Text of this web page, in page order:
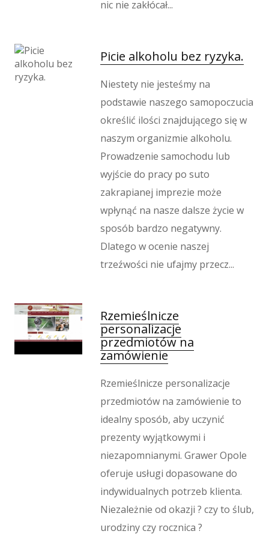
Wypoczynek
Kosmetyki
Leczenie
Salony Kosmetyczne
Sprzęt Medyczny
Oprogramowanie
Oprogramowanie
Strony Internetowe
Kontakt
nic nie zakłócał...
Picie alkoholu bez ryzyka.
Niestety nie jesteśmy na
podstawie naszego samopoczucia
określić ilości znajdującego się w
naszym organizmie alkoholu.
Prowadzenie samochodu lub
wyjście do pracy po suto
zakrapianej imprezie może
wpłynąć na nasze dalsze życie w
sposób bardzo negatywny.
Dlatego w ocenie naszej
trzeźwości nie ufajmy przecz...
Rzemieślnicze
personalizacje
przedmiotów na
zamówienie
Rzemieślnicze personalizacje
przedmiotów na zamówienie to
idealny sposób, aby uczynić
prezenty wyjątkowymi i
niezapomnianymi. Grawer Opole
oferuje usługi dopasowane do
indywidualnych potrzeb klienta.
Niezależnie od okazji ? czy to ślub,
urodziny czy rocznica ?